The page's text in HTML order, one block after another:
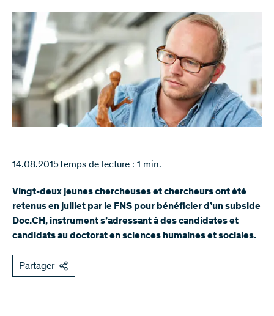
14.08.2015Temps de lecture : 1 min.
Vingt-deux jeunes chercheuses et chercheurs ont été
retenus en juillet par le FNS pour bénéficier d’un subside
Doc.CH, instrument s’adressant à des candidates et
candidats au doctorat en sciences humaines et sociales.
Partager